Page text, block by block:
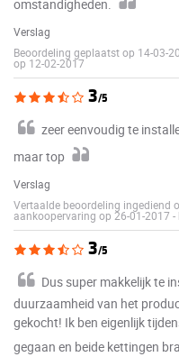
omstandigheden.
Verslag
Beoordeling geplaatst op 14-03-
op 12-02-2017
3/5
zeer eenvoudig te
maar top
Verslag
Vertaalde beoordeling ingediend
aankoopervaring op 26-01-2017 -
3/5
Dus super makkelijk te
duurzaamheid van het
gekocht! Ik ben eigenlijk
gegaan en beide kettingen